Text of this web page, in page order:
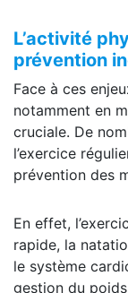
L’activité
prévention
Face à ces
notamment en
cruciale. De
l’exercice
prévention des
En effet,
rapide, la
le système
gestion du